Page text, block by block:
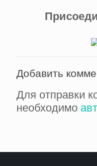
Добавить
Для отправки
необходимо